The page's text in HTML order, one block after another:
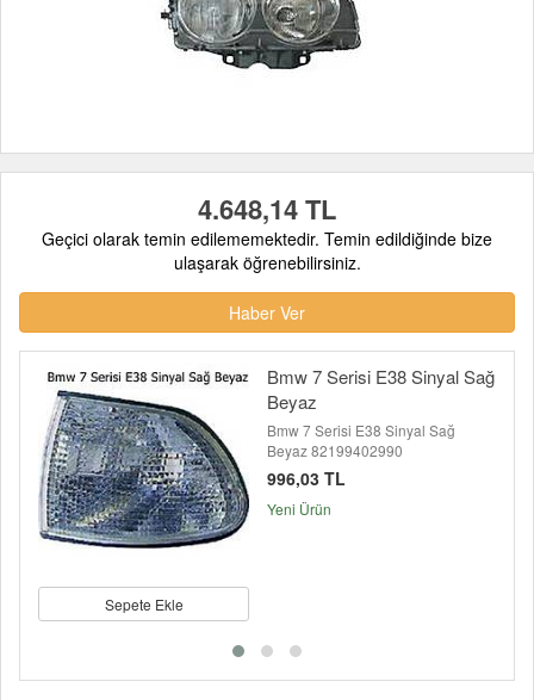
4.648,14 TL
Geçici olarak temin edilememektedir. Temin edildiğinde bize
ulaşarak öğrenebilirsiniz.
Haber Ver
Sepete Ekle
Bmw 7 Serisi E38 Sinyal Sağ
Beyaz
Bmw 7 Serisi E38 Sinyal Sağ
Beyaz 82199402990
996,03 TL
Yeni Ürün